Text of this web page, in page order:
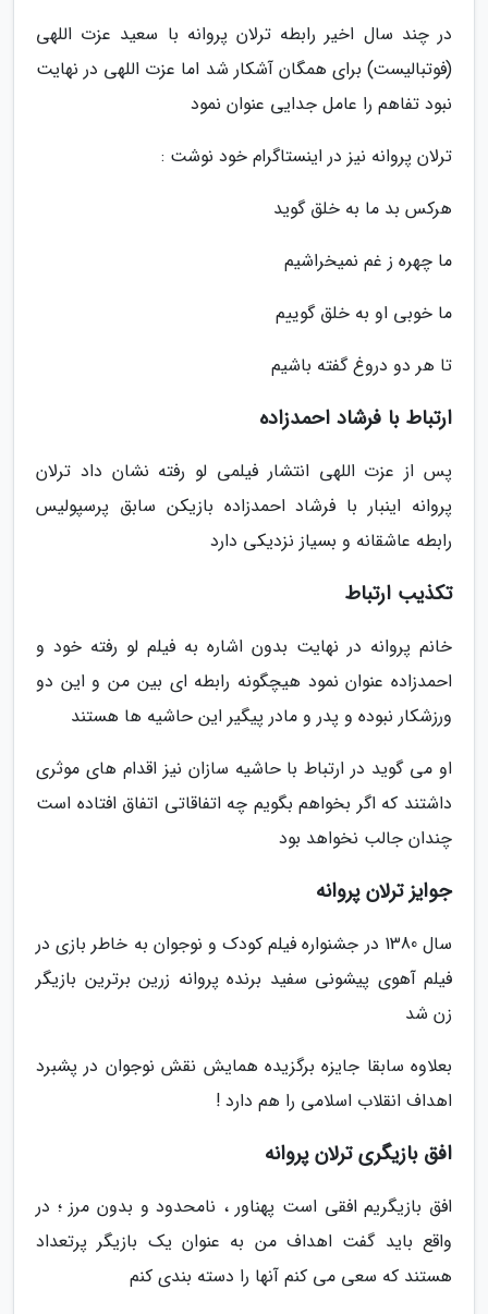
در چند سال اخیر رابطه ترلان پروانه با سعید عزت اللهی
(فوتبالیست) برای همگان آشکار شد اما عزت اللهی در نهایت
نبود تفاهم را عامل جدایی عنوان نمود
ترلان پروانه نیز در اینستاگرام خود نوشت :
هرکس بد ما به خلق گوید
ما چهره ز غم نمیخراشیم
ما خوبی او به خلق گوییم
تا هر دو دروغ گفته باشیم
ارتباط با فرشاد احمدزاده
پس از عزت اللهی انتشار فیلمی لو رفته نشان داد ترلان
پروانه اینبار با فرشاد احمدزاده بازیکن سابق پرسپولیس
رابطه عاشقانه و بسیاز نزدیکی دارد
تکذیب ارتباط
خانم پروانه در نهایت بدون اشاره به فیلم لو رفته خود و
احمدزاده عنوان نمود هیچگونه رابطه ای بین من و این دو
ورزشکار نبوده و پدر و مادر پیگیر این حاشیه ها هستند
او می گوید در ارتباط با حاشیه سازان نیز اقدام های موثری
داشتند که اگر بخواهم بگویم چه اتفاقاتی اتفاق افتاده است
چندان جالب نخواهد بود
جوایز ترلان پروانه
سال 1380 در جشنواره فیلم کودک و نوجوان به خاطر بازی در
فیلم آهوی پیشونی سفید برنده پروانه زرین برترین بازیگر
زن شد
بعلاوه سابقا جایزه برگزیده همایش نقش نوجوان در پشبرد
اهداف انقلاب اسلامی را هم دارد !
افق بازیگری ترلان پروانه
افق بازیگریم افقی است پهناور ، نامحدود و بدون مرز ؛ در
واقع باید گفت اهداف من به عنوان یک بازیگر پرتعداد
هستند که سعی می کنم آنها را دسته بندی کنم